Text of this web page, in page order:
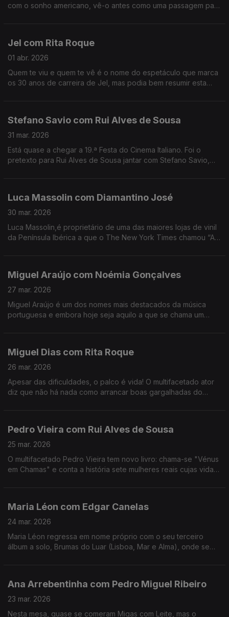
com o sonho americano, vê-o antes como uma passagem para
Jel com Rita Roque
01 abr. 2026
Quem te viu e quem te vê é o nome do espetáculo que marca
os 30 anos de carreira de Jel, mas podia bem resumir esta
Stefano Savio com Rui Alves de Sousa
31 mar. 2026
Está quase a chegar a 19.ª Festa do Cinema Italiano. Foi o
pretexto para Rui Alves de Sousa jantar com Stefano Savio,
Luca Massolin com Diamantino José
30 mar. 2026
Luca Massolin,é proprietário de uma das maiores lojas de vinil
da Península Ibérica a que o The New York Times chamou “A
Miguel Araújo com Noémia Gonçalves
27 mar. 2026
Miguel Araújo é um dos nomes mais destacados da música
portuguesa e embora hoje seja aquilo a que se chama um
Miguel Dias com Rita Roque
26 mar. 2026
Apesar das dificuldades, o palco é vida! O multifacetado ator
diz que não há nada como arrancar boas gargalhadas do
Pedro Vieira com Rui Alves de Sousa
25 mar. 2026
O multifacetado Pedro Vieira tem novo livro: chama-se "Vénus
em Chamas" e conta a história sete mulheres reais cujas vidas
Maria Léon com Edgar Canelas
24 mar. 2026
Maria Léon regressa em nome próprio com o seu terceiro
álbum a solo, Brumas do Luar (Lisboa, Mar e Alma), onde se
Ana Arrebentinha com Pedro Miguel Ribeiro
23 mar. 2026
Nesta mesa, quase se comeram Migas com Leite, mas o